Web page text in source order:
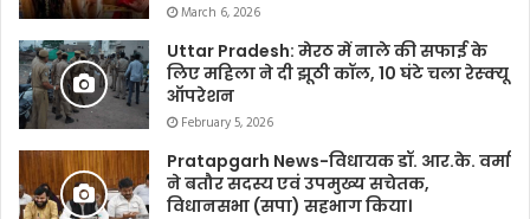
March 6, 2026
Uttar Pradesh: मेरठ में नाले की सफाई के
लिए महिला ने दी झूठी कॉल, 10 घंटे चला रेस्क्यू
ऑपरेशन
February 5, 2026
Pratapgarh News-विधायक डॉ. आर.के. वर्मा
ने बतौर सदस्य एवं उपमुख्य सचेतक,
विधानसभा (सपा) सहभाग किया।